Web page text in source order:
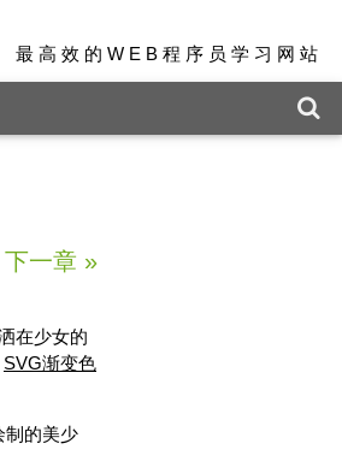
最高效的WEB程序员学习网站
下一章 »
在少女的
SVG渐变色
制的美少